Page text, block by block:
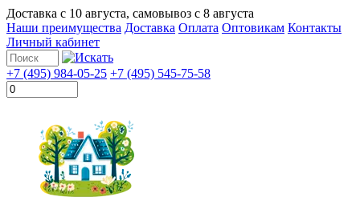
Доставка с 10 августа, самовывоз с 8 августа
Наши преимущества Доставка Оплата Оптовикам Контакты
Личный кабинет
+7 (495) 984-05-25 +7 (495) 545-75-58